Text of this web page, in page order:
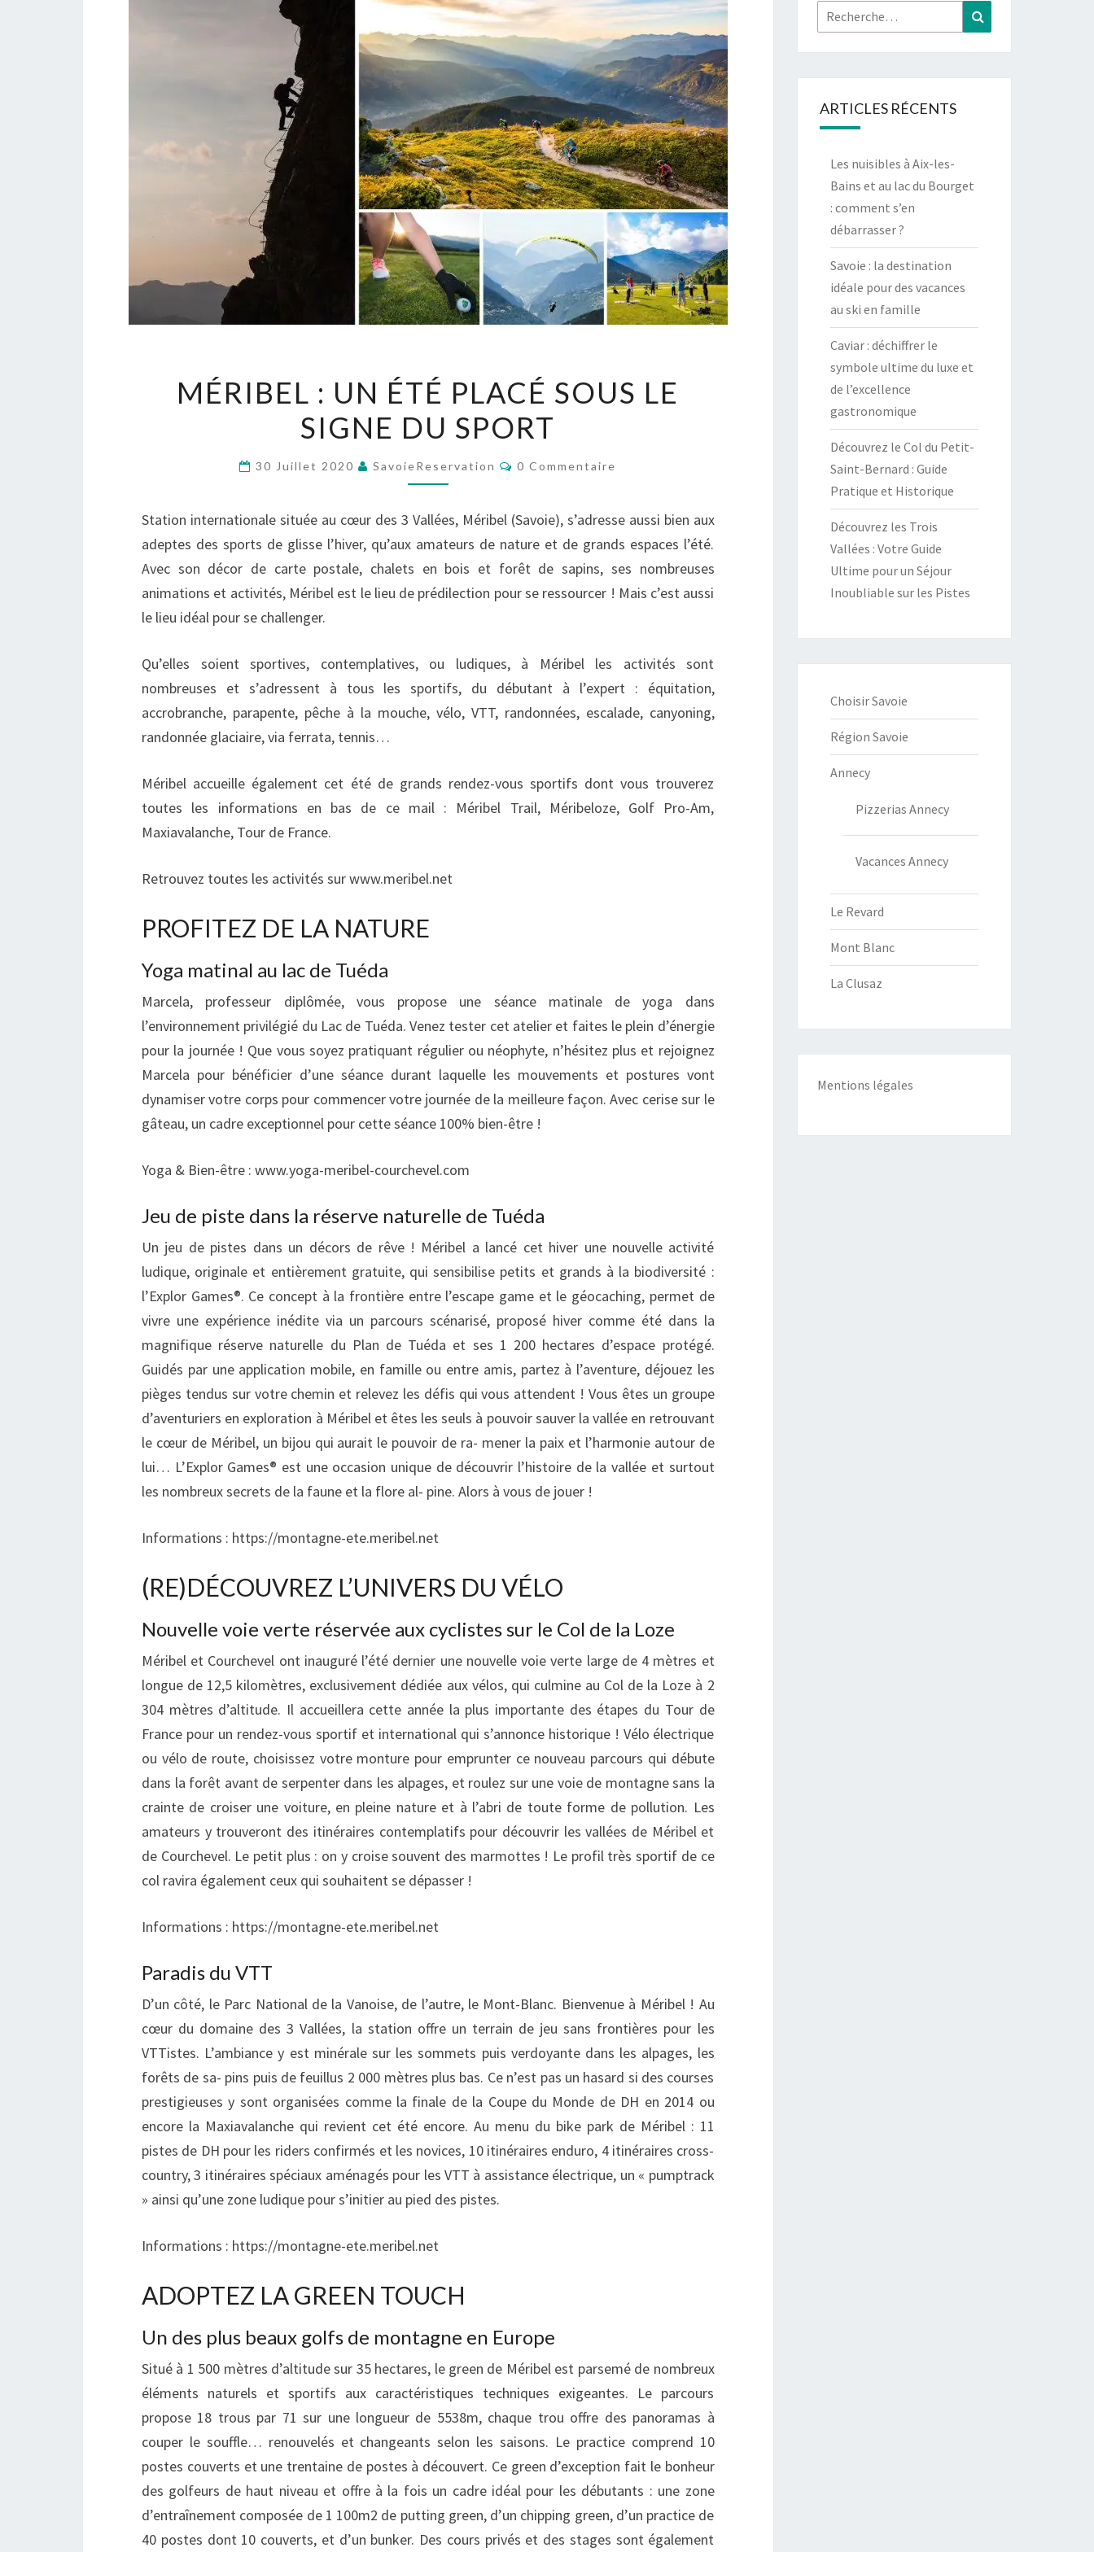
:
UN
ÉTÉ
PLACÉ
LE
SIGNE
DU
SPORT
MÉRIBEL : UN ÉTÉ PLACÉ SOUS LE
SIGNE DU SPORT
30 Juillet 2020 SavoieReservation Commentaires
0 Commentaire
Station internationale située au cœur des 3 Vallées, Méribel (Savoie), s’adresse aussi bien aux
adeptes des sports de glisse l’hiver, qu’aux amateurs de nature et de grands espaces l’été.
Avec son décor de carte postale, chalets en bois et forêt de sapins, ses nombreuses
animations et activités, Méribel est le lieu de prédilection pour se ressourcer ! Mais c’est aussi
le lieu idéal pour se challenger.
Qu’elles soient sportives, contemplatives, ou ludiques, à Méribel les activités sont
nombreuses et s’adressent à tous les sportifs, du débutant à l’expert : équitation,
accrobranche, parapente, pêche à la mouche, vélo, VTT, randonnées, escalade, canyoning,
randonnée glaciaire, via ferrata, tennis…
Méribel accueille également cet été de grands rendez-vous sportifs dont vous trouverez
toutes les informations en bas de ce mail : Méribel Trail, Méribeloze, Golf Pro-Am,
Maxiavalanche, Tour de France.
Retrouvez toutes les activités sur www.meribel.net
PROFITEZ DE LA NATURE
Yoga matinal au lac de Tuéda
Marcela, professeur diplômée, vous propose une séance matinale de yoga dans
l’environnement privilégié du Lac de Tuéda. Venez tester cet atelier et faites le plein d’énergie
pour la journée ! Que vous soyez pratiquant régulier ou néophyte, n’hésitez plus et rejoignez
Marcela pour bénéficier d’une séance durant laquelle les mouvements et postures vont
dynamiser votre corps pour commencer votre journée de la meilleure façon. Avec cerise sur le
gâteau, un cadre exceptionnel pour cette séance 100% bien-être !
Yoga & Bien-être : www.yoga-meribel-courchevel.com
Jeu de piste dans la réserve naturelle de Tuéda
Un jeu de pistes dans un décors de rêve ! Méribel a lancé cet hiver une nouvelle activité
ludique, originale et entièrement gratuite, qui sensibilise petits et grands à la biodiversité :
l’Explor Games®. Ce concept à la frontière entre l’escape game et le géocaching, permet de
vivre une expérience inédite via un parcours scénarisé, proposé hiver comme été dans la
magnifique réserve naturelle du Plan de Tuéda et ses 1 200 hectares d’espace protégé.
Guidés par une application mobile, en famille ou entre amis, partez à l’aventure, déjouez les
pièges tendus sur votre chemin et relevez les défis qui vous attendent ! Vous êtes un groupe
d’aventuriers en exploration à Méribel et êtes les seuls à pouvoir sauver la vallée en retrouvant
le cœur de Méribel, un bijou qui aurait le pouvoir de ra- mener la paix et l’harmonie autour de
lui… L’Explor Games® est une occasion unique de découvrir l’histoire de la vallée et surtout
les nombreux secrets de la faune et la flore al- pine. Alors à vous de jouer !
Informations : https://montagne-ete.meribel.net
(RE)DÉCOUVREZ L’UNIVERS DU VÉLO
Nouvelle voie verte réservée aux cyclistes sur le Col de la Loze
Méribel et Courchevel ont inauguré l’été dernier une nouvelle voie verte large de 4 mètres et
longue de 12,5 kilomètres, exclusivement dédiée aux vélos, qui culmine au Col de la Loze à 2
304 mètres d’altitude. Il accueillera cette année la plus importante des étapes du Tour de
France pour un rendez-vous sportif et international qui s’annonce historique ! Vélo électrique
ou vélo de route, choisissez votre monture pour emprunter ce nouveau parcours qui débute
dans la forêt avant de serpenter dans les alpages, et roulez sur une voie de montagne sans la
crainte de croiser une voiture, en pleine nature et à l’abri de toute forme de pollution. Les
amateurs y trouveront des itinéraires contemplatifs pour découvrir les vallées de Méribel et
de Courchevel. Le petit plus : on y croise souvent des marmottes ! Le profil très sportif de ce
col ravira également ceux qui souhaitent se dépasser !
Informations : https://montagne-ete.meribel.net
Paradis du VTT
D’un côté, le Parc National de la Vanoise, de l’autre, le Mont-Blanc. Bienvenue à Méribel ! Au
cœur du domaine des 3 Vallées, la station offre un terrain de jeu sans frontières pour les
VTTistes. L’ambiance y est minérale sur les sommets puis verdoyante dans les alpages, les
forêts de sa- pins puis de feuillus 2 000 mètres plus bas. Ce n’est pas un hasard si des courses
prestigieuses y sont organisées comme la finale de la Coupe du Monde de DH en 2014 ou
encore la Maxiavalanche qui revient cet été encore. Au menu du bike park de Méribel : 11
pistes de DH pour les riders confirmés et les novices, 10 itinéraires enduro, 4 itinéraires cross-
country, 3 itinéraires spéciaux aménagés pour les VTT à assistance électrique, un « pumptrack
» ainsi qu’une zone ludique pour s’initier au pied des pistes.
Informations : https://montagne-ete.meribel.net
ADOPTEZ LA GREEN TOUCH
Un des plus beaux golfs de montagne en Europe
Situé à 1 500 mètres d’altitude sur 35 hectares, le green de Méribel est parsemé de nombreux
éléments naturels et sportifs aux caractéristiques techniques exigeantes. Le parcours
propose 18 trous par 71 sur une longueur de 5538m, chaque trou offre des panoramas à
couper le souffle… renouvelés et changeants selon les saisons. Le practice comprend 10
postes couverts et une trentaine de postes à découvert. Ce green d’exception fait le bonheur
des golfeurs de haut niveau et offre à la fois un cadre idéal pour les débutants : une zone
d’entraînement composée de 1 100m2 de putting green, d’un chipping green, d’un practice de
40 postes dont 10 couverts, et d’un bunker. Des cours privés et des stages sont également
Rechercher :
ARTICLES RÉCENTS
Les nuisibles à Aix-les-
Bains et au lac du Bourget
: comment s’en
débarrasser ?
Savoie : la destination
idéale pour des vacances
au ski en famille
Caviar : déchiffrer le
symbole ultime du luxe et
de l’excellence
gastronomique
Découvrez le Col du Petit-
Saint-Bernard : Guide
Pratique et Historique
Découvrez les Trois
Vallées : Votre Guide
Ultime pour un Séjour
Inoubliable sur les Pistes
Choisir Savoie
Région Savoie
Annecy
Pizzerias Annecy
Vacances Annecy
Le Revard
Mont Blanc
La Clusaz
Mentions légales